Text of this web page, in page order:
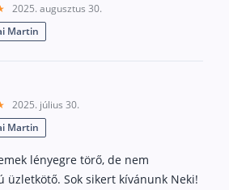
hitel
felhasználású hitel
hitel
2025. augusztus 30.
Martin
2025. július 30.
Martin
lényegre törő, de nem
üzletkötő. Sok sikert kívánunk Neki!